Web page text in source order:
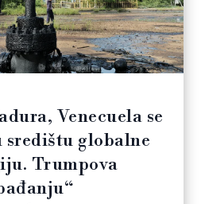
Venecuela se
središtu globalne
Trumpova